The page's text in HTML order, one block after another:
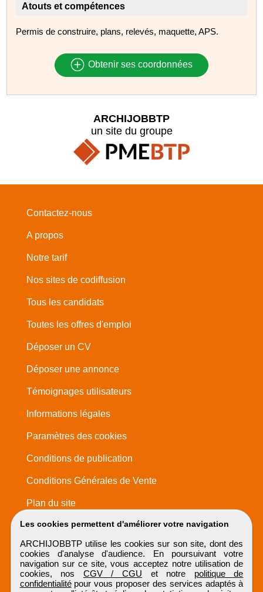
Atouts et compétences
Permis de construire, plans, relevés, maquette, APS.
Obtenir ses coordonnées
Les cookies permettent d'améliorer votre navigation
ARCHIJOBBTP utilise les cookies sur son site, dont des
cookies d'analyse d'audience. En poursuivant votre
navigation sur ce site, vous acceptez notre utilisation de
cookies, nos CGV / CGU et notre politique de
confidentialitépour vous proposer des services adaptés à
ARCHIJOBBTP
un site du groupe
Contactez-nous
A propos
Notre tarif
Nos sites de codiffusion
Tous les candidats
Toutes les offres d'emploi
Déposer un CV
Déposer une annonce
Témoignages utilisateurs
Informations légales
Paramètres des cookies
Conditions de publication
Conditions Générales de Vente
Plan du site